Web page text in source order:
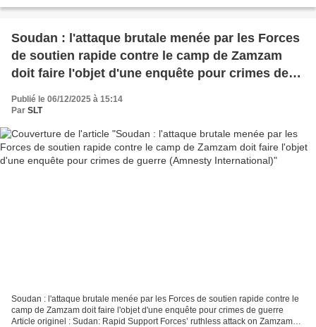
Soudan : l'attaque brutale menée par les Forces
de soutien rapide contre le camp de Zamzam
doit faire l'objet d'une enquête pour crimes de
guerre (Amnesty International)
Publié le 06/12/2025 à 15:14
Par SLT
Soudan : l'attaque brutale menée par les Forces de soutien rapide contre le
camp de Zamzam doit faire l'objet d'une enquête pour crimes de guerre
Article originel : Sudan: Rapid Support Forces’ ruthless attack on Zamzam